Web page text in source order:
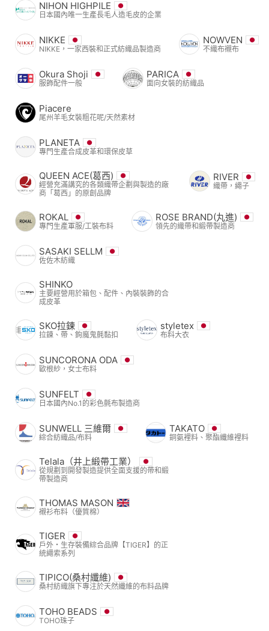
NIHON HIGHPILE
日本國內唯一生產長毛人造毛皮的企業
NIKKE
NIKKE，一家西裝和正式紡織品製造商
NOWVEN
不織布襯布
Okura Shoji
服飾配件一般
PARICA
面向女裝的紡織品
Piacere
尾州羊毛女裝粗花呢/天然素材
PLANETA
專門生產合成皮革和環保皮草
QUEEN ACE(葛西)
經營充滿講究的各類織帶企劃與製造的廠
商「葛西」的原創品牌
RIVER
織帶，繩子
ROKAL
專門生產軍服/工裝布料
ROSE BRAND(丸進)
領先的織帶和緞帶製造商
SASAKI SELLM
佐佐木紡織
SHINKO
主要經營用於箱包、配件、內裝裝飾的合
成皮革
SKO拉鍊
拉鍊、帶、鉤魔鬼氈黏扣
styletex
布料大衣
SUNCORONA ODA
歐根紗，女士布料
SUNFELT
日本國內No.1的彩色氈布製造商
SUNWELL 三維爾
綜合紡織品/布料
TAKATO
銅氨裡料、聚酯纖維裡料
Telala（井上緞帶工業）
從規劃到開發製造提供全面支援的帶和緞
帶製造商
THOMAS MASON
襯衫布料（優質棉）
TIGER
戶外・生存裝備綜合品牌【TIGER】的正
統繩索系列
TIPICO(桑村纖維)
桑村紡織旗下專注於天然纖維的布料品牌
TOHO BEADS
TOHO珠子